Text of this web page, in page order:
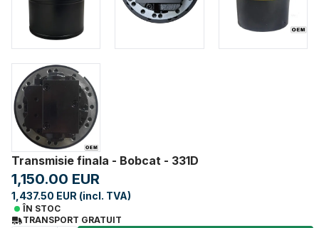
Transmisie finala - Bobcat - 331D
1,150.00 EUR
1,437.50 EUR (incl. TVA)
ÎN STOC
TRANSPORT GRATUIT